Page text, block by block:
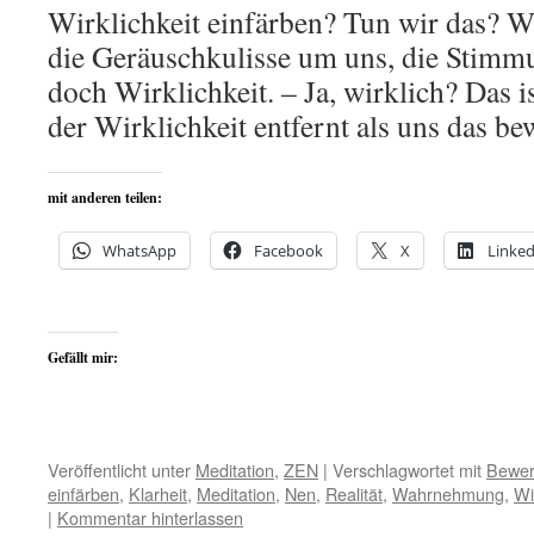
Wirklichkeit einfärben? Tun wir das?
die Geräuschkulisse um uns, die
doch Wirklichkeit. – Ja, wirklich? Das
der Wirklichkeit entfernt als uns das
mit anderen teilen:
WhatsApp Facebook X
Gefällt mir:
Veröffentlicht unter Meditation, ZEN | Verschlagwortet mit
einfärben, Klarheit, Meditation, Nen, Realität, Wahrnehmung,
| Kommentar hinterlassen